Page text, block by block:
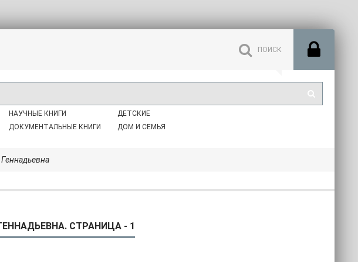
НАУЧНЫЕ КНИГИ
ДОКУМЕНТАЛЬНЫЕ КНИГИ
ДЕТСКИЕ
ДОМ И СЕМЬЯ
СТРАНИЦА - 1